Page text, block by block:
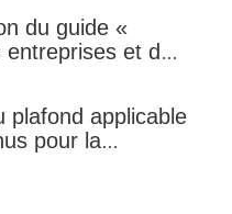
du guide «
et des
».
plafond applicable
pour la
la réduction